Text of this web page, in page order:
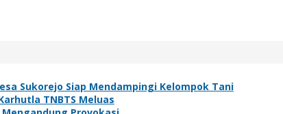
Sukorejo Siap Mendampingi Kelompok Tani
TNBTS Meluas